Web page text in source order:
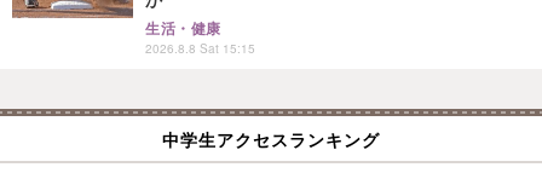
生活・健康
2026.8.8 Sat 15:15
中学生アクセスランキング